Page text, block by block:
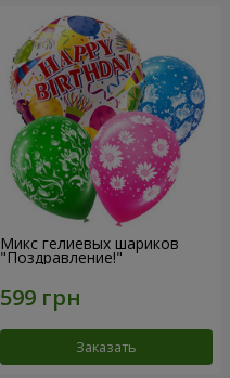
Микс гелиевых шариков
"Поздравление!"
Заказать